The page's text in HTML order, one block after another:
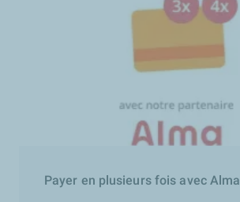
Payer en plusieurs fois avec Alma